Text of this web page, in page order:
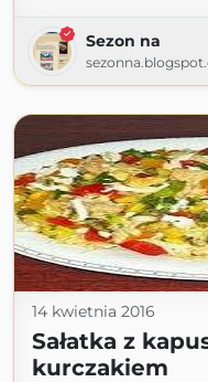
Sezon na
14 kwietnia 2016
Sałatka z
kurczakiem